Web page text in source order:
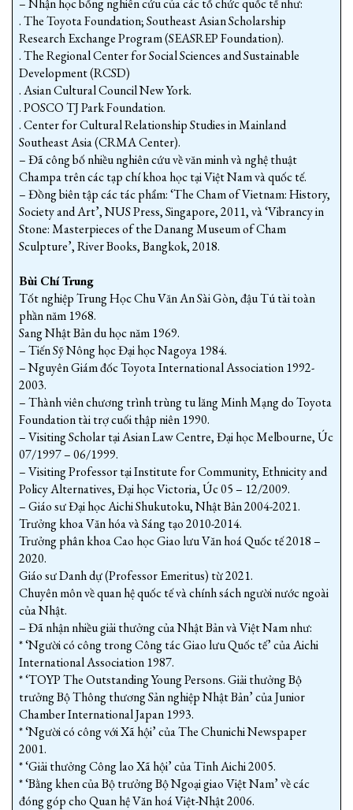
– Nhận học bổng nghiên cứu của các tổ chức quốc tế như:
. The Toyota Foundation; Southeast Asian Scholarship
Research Exchange Program (SEASREP Foundation).
. The Regional Center for Social Sciences and Sustainable
Development (RCSD)
. Asian Cultural Council New York.
. POSCO TJ Park Foundation.
. Center for Cultural Relationship Studies in Mainland
Southeast Asia (CRMA Center).
– Đã công bố nhiều nghiên cứu về văn minh và nghệ thuật
Champa trên các tạp chí khoa học tại Việt Nam và quốc tế.
– Đồng biên tập các tác phẩm: ‘The Cham of Vietnam: History,
Society and Art’, NUS Press, Singapore, 2011, và ‘Vibrancy in
Stone: Masterpieces of the Danang Museum of Cham
Sculpture’, River Books, Bangkok, 2018.
Bùi Chí Trung
Tốt nghiệp Trung Học Chu Văn An Sài Gòn, đậu Tú tài toàn
phần năm 1968.
Sang Nhật Bản du học năm 1969.
– Tiến Sỹ Nông học Đại học Nagoya 1984.
– Nguyên Giám đốc Toyota International Association 1992-
2003.
– Thành viên chương trình trùng tu lăng Minh Mạng do Toyota
Foundation tài trợ cuối thập niên 1990.
– Visiting Scholar tại Asian Law Centre, Đại học Melbourne, Úc
07/1997 – 06/1999.
– Visiting Professor tại Institute for Community, Ethnicity and
Policy Alternatives, Đại học Victoria, Úc 05 – 12/2009.
– Giáo sư Đại học Aichi Shukutoku, Nhật Bản 2004-2021.
Trưởng khoa Văn hóa và Sáng tạo 2010-2014.
Trưởng phân khoa Cao học Giao lưu Văn hoá Quốc tế 2018 –
2020.
Giáo sư Danh dự (Professor Emeritus) từ 2021.
Chuyên môn về quan hệ quốc tế và chính sách người nước ngoài
của Nhật.
– Đã nhận nhiều giải thưởng của Nhật Bản và Việt Nam như:
* ‘Người có công trong Công tác Giao lưu Quốc tế’ của Aichi
International Association 1987.
* ‘TOYP The Outstanding Young Persons. Giải thưởng Bộ
trưởng Bộ Thông thương Sản nghiệp Nhật Bản’ của Junior
Chamber International Japan 1993.
* ‘Người có công với Xã hội’ của The Chunichi Newspaper
2001.
* ‘Giải thưởng Công lao Xã hội’ của Tỉnh Aichi 2005.
* ‘Bằng khen của Bộ trưởng Bộ Ngoại giao Việt Nam’ về các
đóng góp cho Quan hệ Văn hoá Việt-Nhật 2006.